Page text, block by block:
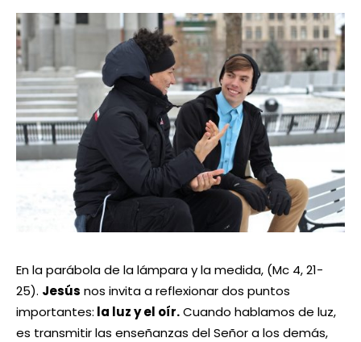
En la parábola de la lámpara y la medida, (Mc 4, 21-
25). Jesús nos invita a reflexionar dos puntos
importantes: la luz y el oír.Cuando hablamos de luz,
es transmitir las enseñanzas del Señor a los demás,